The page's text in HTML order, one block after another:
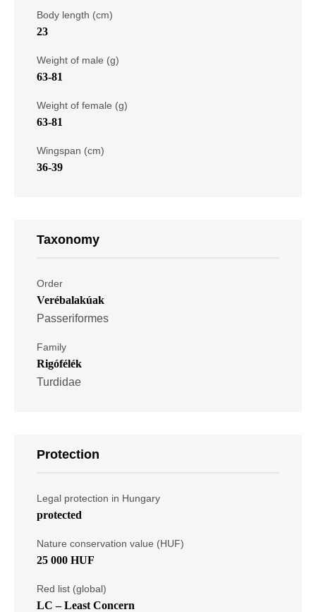
Body length (cm)
23
Weight of male (g)
63-81
Weight of female (g)
63-81
Wingspan (cm)
36-39
Taxonomy
Order
Verébalakúak
Passeriformes
Family
Rigófélék
Turdidae
Protection
Legal protection in Hungary
protected
Nature conservation value (HUF)
25 000 HUF
Red list (global)
LC – Least Concern